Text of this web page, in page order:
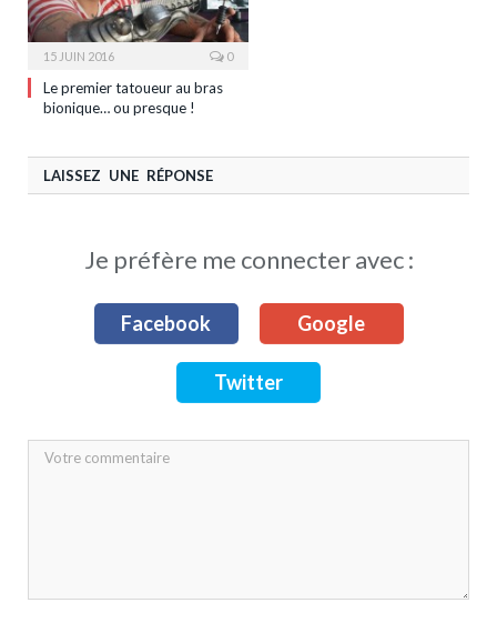
15 JUIN 2016 0
Le premier tatoueur au bras
bionique… ou presque !
LAISSEZ UNE RÉPONSE
Je préfère me connecter avec :
Facebook Google
Twitter